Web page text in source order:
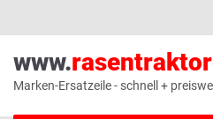
www.
Marken-Ersatzeile - schnell +